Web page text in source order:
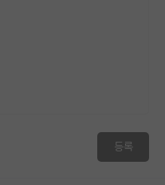
등록